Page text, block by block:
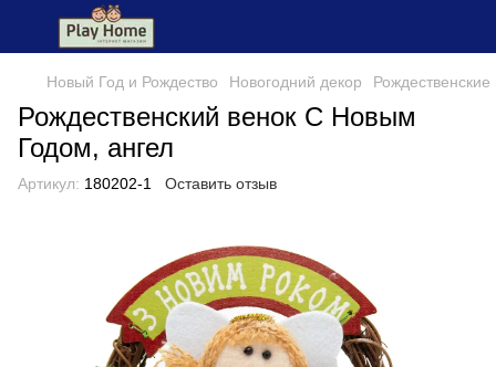
Новый Год и Рождество Новогодний декор Рождественские
Рождественский венок С Новым
Годом, ангел
Артикул: 180202-1 Оставить отзыв